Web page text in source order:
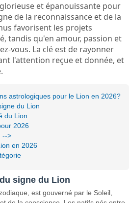
et épanouissante pour
de la reconnaissance et de la
favorisent les projets
tandis qu'en amour, passion et
vous. La clé est de rayonner
l'attention reçue et donnée, et
astrologiques pour le Lion en 2026?
du Lion
du Lion
2026
-->
en 2026
signe du Lion
est gouverné par le Soleil,